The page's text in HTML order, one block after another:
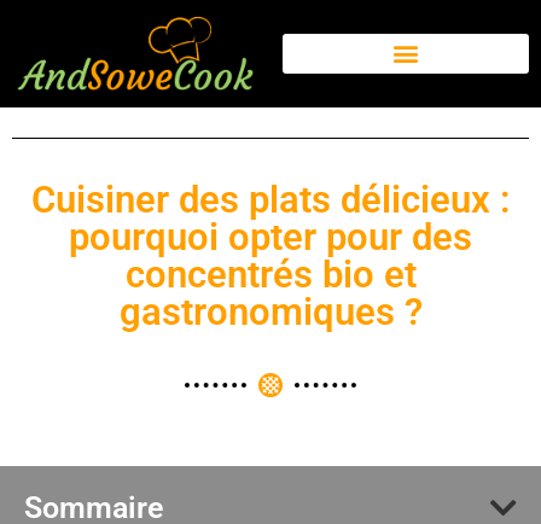
Cuisiner des plats délicieux :
pourquoi opter pour des
concentrés bio et
gastronomiques ?
Sommaire